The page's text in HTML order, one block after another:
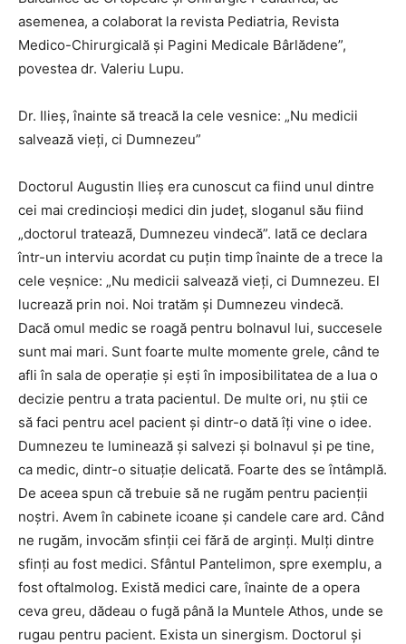
asemenea, a colaborat la revista Pediatria, Revista
Medico-Chirurgicală și Pagini Medicale Bârlădene”,
povestea dr. Valeriu Lupu.
Dr. Ilieș, înainte să treacă la cele vesnice: „Nu medicii
salvează vieți, ci Dumnezeu”
Doctorul Augustin Ilieș era cunoscut ca fiind unul dintre
cei mai credincioși medici din județ, sloganul său fiind
„doctorul trateazã, Dumnezeu vindecă”. Iatã ce declara
într-un interviu acordat cu puțin timp înainte de a trece la
cele veșnice: „Nu medicii salvează vieți, ci Dumnezeu. El
lucrează prin noi. Noi tratăm și Dumnezeu vindecă.
Dacă omul medic se roagă pentru bolnavul lui, succesele
sunt mai mari. Sunt foarte multe momente grele, când te
afli în sala de operație și ești în imposibilitatea de a lua o
decizie pentru a trata pacientul. De multe ori, nu știi ce
să faci pentru acel pacient și dintr-o dată îți vine o idee.
Dumnezeu te luminează și salvezi și bolnavul și pe tine,
ca medic, dintr-o situație delicată. Foarte des se întâmplă.
De aceea spun că trebuie să ne rugăm pentru pacienții
noștri. Avem în cabinete icoane și candele care ard. Când
ne rugăm, invocăm sfinții cei fără de arginți. Mulți dintre
sfinți au fost medici. Sfântul Pantelimon, spre exemplu, a
fost oftalmolog. Există medici care, înainte de a opera
ceva greu, dădeau o fugă până la Muntele Athos, unde se
rugau pentru pacient. Exista un sinergism. Doctorul și